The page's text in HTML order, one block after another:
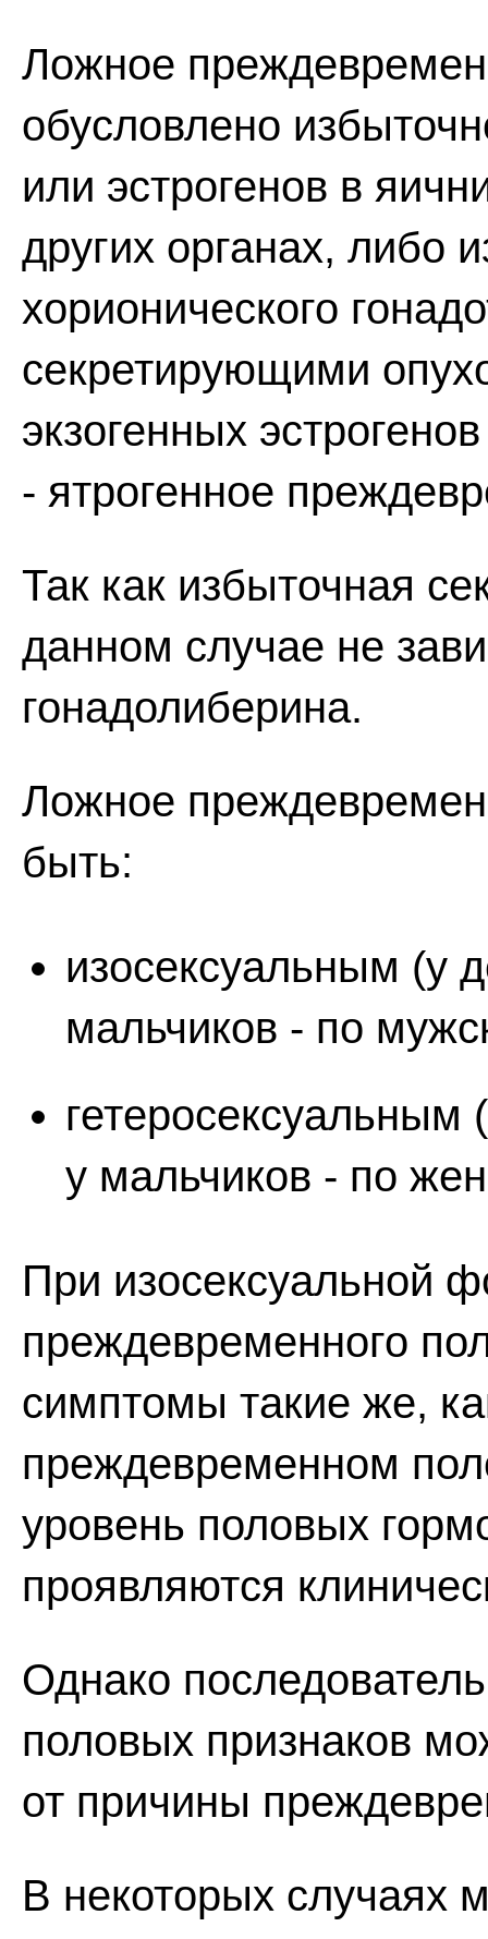
Ложное
обусловлено
или эстрогенов в
других органах, либо
хорионического
секретирующими
экзогенных
- ятрогенное
Так как избыточная
данном случае не
гонадолиберина.
Ложное
быть:
изосексуальным (у
мальчиков - по
гетеросексуальным
у мальчиков - по
При изосексуальной
преждевременного
симптомы такие же,
преждевременном
уровень половых
проявляются
Однако
половых признаков
от причины
В некоторых случаях